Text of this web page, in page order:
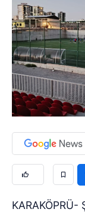
KARAKÖPRÜ-